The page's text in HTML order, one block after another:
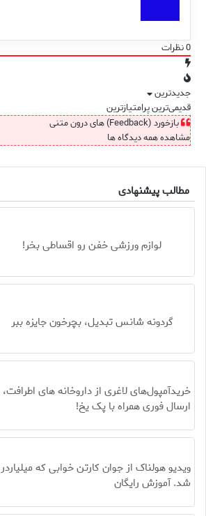
0نظرات
جدیدترین
قدیمی‌ترینپرامتیازترین
بازخورد (Feedback) های درون متنی
مشاهده همه دیدگاه ها
مطالب پیشنهادی
لوازم ورزشی خفن رو اقساطی بخر!
گردونه شانس تبدیل، بچرخون جایزه ببر
خریدآمپول‌های لاغری از داروخانه های اطرافت،
ارسال فوری همراه با پک یخ!
ویدیو هولناک از جوان کارتن خوابی که میلیاردر
شد. آموزش رایگان